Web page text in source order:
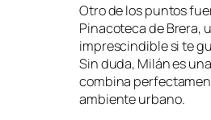
Otro de los puntos
Pinacoteca de Brera,
imprescindible si te
Sin duda, Milán es
combina
ambiente urbano.